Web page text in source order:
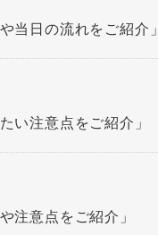
当日の流れをご紹介」
い注意点をご紹介」
注意点をご紹介」